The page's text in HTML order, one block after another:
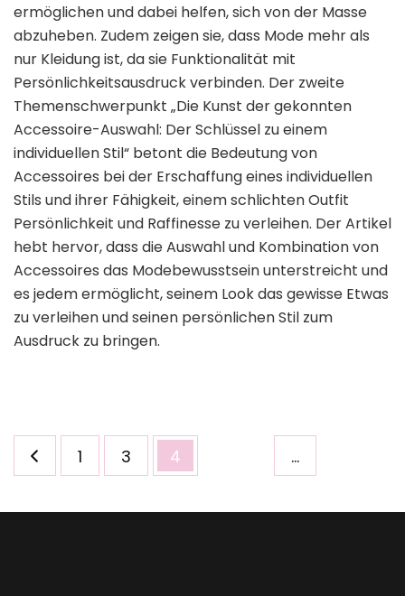
ermöglichen und dabei helfen, sich von der Masse
abzuheben. Zudem zeigen sie, dass Mode mehr als
nur Kleidung ist, da sie Funktionalität mit
Persönlichkeitsausdruck verbinden. Der zweite
Themenschwerpunkt „Die Kunst der gekonnten
Accessoire-Auswahl: Der Schlüssel zu einem
individuellen Stil“ betont die Bedeutung von
Accessoires bei der Erschaffung eines individuellen
Stils und ihrer Fähigkeit, einem schlichten Outfit
Persönlichkeit und Raffinesse zu verleihen. Der Artikel
hebt hervor, dass die Auswahl und Kombination von
Accessoires das Modebewusstsein unterstreicht und
es jedem ermöglicht, seinem Look das gewisse Etwas
zu verleihen und seinen persönlichen Stil zum
Ausdruck zu bringen.
Seitennummerierung
der Seite
1 …
Seite
3 Seite
4